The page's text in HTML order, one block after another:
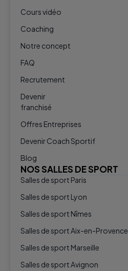
Cours vidéo
Coaching
Notre concept
FAQ
Recrutement
Devenir
franchisé
Offres Entreprises
Devenir Coach Sportif
Blog
NOS SALLES DE SPORT
Salles de sport Paris
Salles de sport Lyon
Salles de sport Nîmes
Salles de sport Aix-en-Provence
Salles de sport Marseille
Salles de sport Avignon